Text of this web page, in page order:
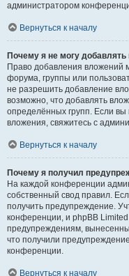
администратором
Вернуться к началу
Почему я не могу
Право добавления вложений
форума, группы или
не разрешить добавление
возможно, что добавлять
определённых групп. Если
вложения, свяжитесь с
Вернуться к началу
Почему я получил
На каждой конференции
собственный свод правил.
получить предупреждение.
конференции, и phpBB
предупреждениям,
что получили
конференции.
Вернуться к началу